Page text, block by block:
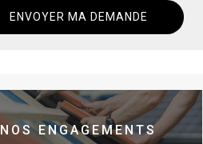
NOS ENGAGEMENTS